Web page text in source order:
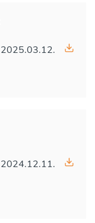
2025.03.12.
2024.12.11.